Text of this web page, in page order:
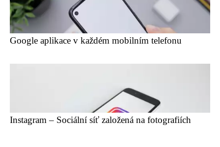
Google aplikace v každém mobilním telefonu
Instagram – Sociální síť založená na fotografiích